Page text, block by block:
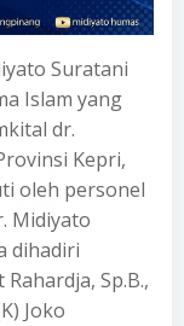
Suratani
Islam yang
dr.
Kepri,
oleh personel
Midiyato
dihadiri
Sp.B.,
Joko